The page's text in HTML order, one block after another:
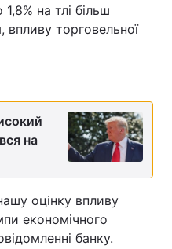
на тлі більш
впливу торговельної
на
оцінку впливу
економічного
банку.